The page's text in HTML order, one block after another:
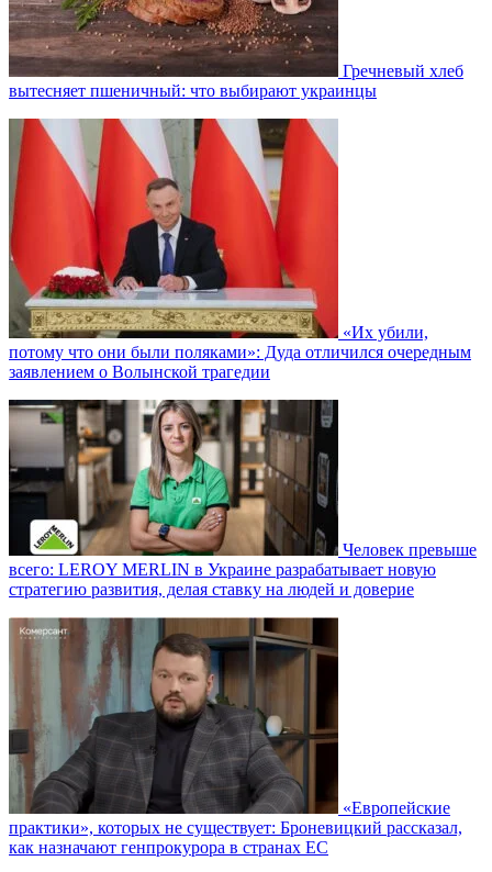
Гречневый хлеб
вытесняет пшеничный: что выбирают украинцы
«Их убили,
потому что они были поляками»: Дуда отличился очередным
заявлением о Волынской трагедии
Человек превыше
всего: LEROY MERLIN в Украине разрабатывает новую
стратегию развития, делая ставку на людей и доверие
«Европейские
практики», которых не существует: Броневицкий рассказал,
как назначают генпрокурора в странах ЕС